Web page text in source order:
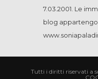
7.03.2001. Le
blog
Tutti i diritti riservati a